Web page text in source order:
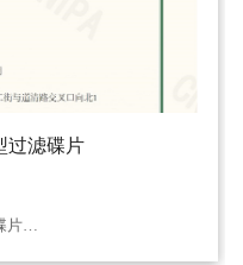
过滤碟片
片…